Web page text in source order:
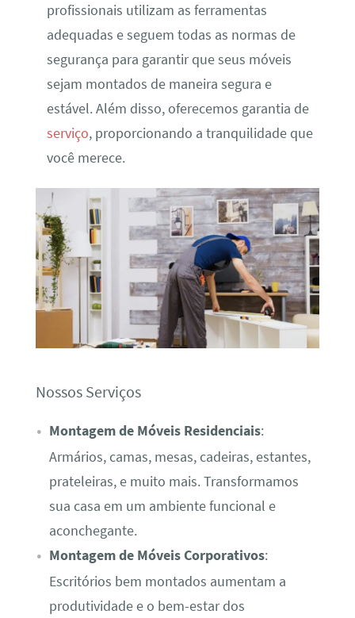
profissionais utilizam as ferramentas
adequadas e seguem todas as normas de
segurança para garantir que seus móveis
sejam montados de maneira segura e
estável. Além disso, oferecemos garantia de
serviço, proporcionando a tranquilidade que
você merece.
Nossos Serviços
Montagem de Móveis Residenciais:
Armários, camas, mesas, cadeiras, estantes,
prateleiras, e muito mais. Transformamos
sua casa em um ambiente funcional e
aconchegante.
Montagem de Móveis Corporativos:
Escritórios bem montados aumentam a
produtividade e o bem-estar dos